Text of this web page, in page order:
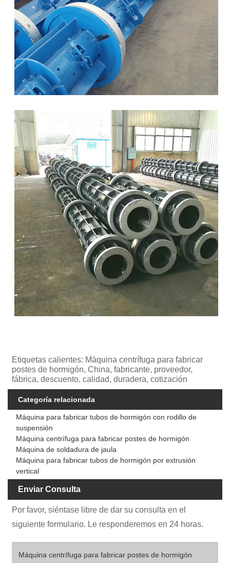
Etiquetas calientes: Máquina centrífuga para fabricar
postes de hormigón, China, fabricante, proveedor,
fábrica, descuento, calidad, duradera, cotización
Categoría relacionada
Máquina para fabricar tubos de hormigón con rodillo de
suspensión
Máquina centrífuga para fabricar postes de hormigón
Máquina de soldadura de jaula
Máquina para fabricar tubos de hormigón por extrusión
vertical
Enviar Consulta
Por favor, siéntase libre de dar su consulta en el
siguiente formulario. Le responderemos en 24 horas.